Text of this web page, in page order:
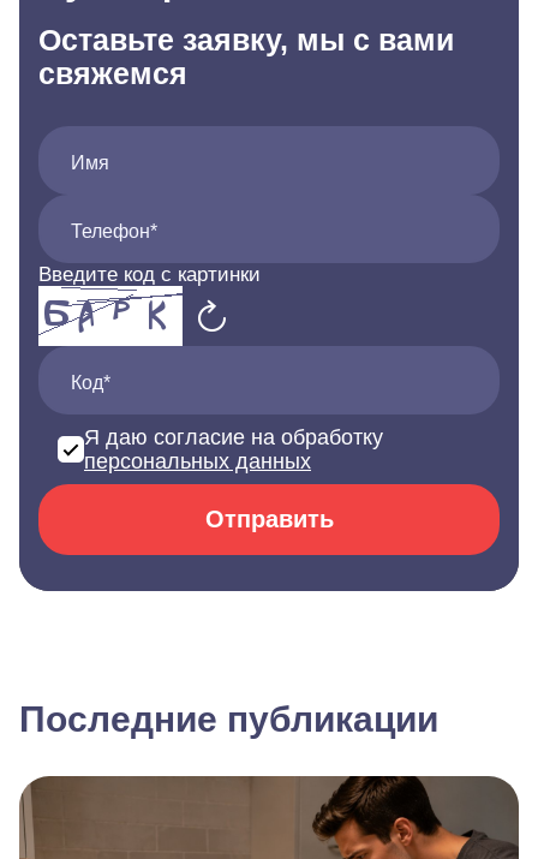
Оставьте заявку, мы с вами
свяжемся
Имя
Телефон*
Введите код с картинки
Код*
Я даю согласие на обработку
персональных данных
Отправить
Последние публикации